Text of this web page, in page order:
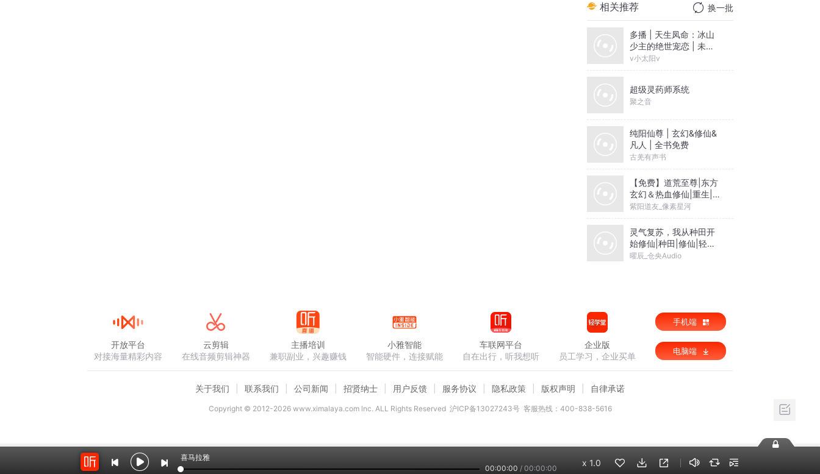
相关推荐 换一批
多播 | 天生凤命：冰山
少主的绝世宠恋 | 未婚
怀孕 | 宿命姻缘 | 萌宝 |
v小太阳v
超级灵药师系统
聚之音
纯阳仙尊 | 玄幻&修仙&
凡人 | 全书免费
古羌有声书
【免费】道荒至尊|东方
玄幻＆热血修仙|重生|AI
多
紫阳道友_像素星河
灵气复苏，我从种田开
始修仙|种田|修仙|轻松|
热血|多人有声剧
曜辰_仓央Audio
喜马拉雅
00:00:00 / 00:00:00
x 1.0
开放平台
对接海量精彩内容
云剪辑
在线音频剪辑神器
主播培训
兼职副业，兴趣赚钱
小雅智能
智能硬件，连接赋能
车联网平台
自在出行，听我想听
企业版
员工学习，企业买单
手机端
电脑端
关于我们 联系我们 公司新闻 招贤纳士 用户反馈 服务协议 隐私政策 版权声明 自律承诺
Copyright © 2012-2026www.ximalaya.com lnc. ALL Rights Reserved 沪ICP备13027243号 客服热线：400-838-5616